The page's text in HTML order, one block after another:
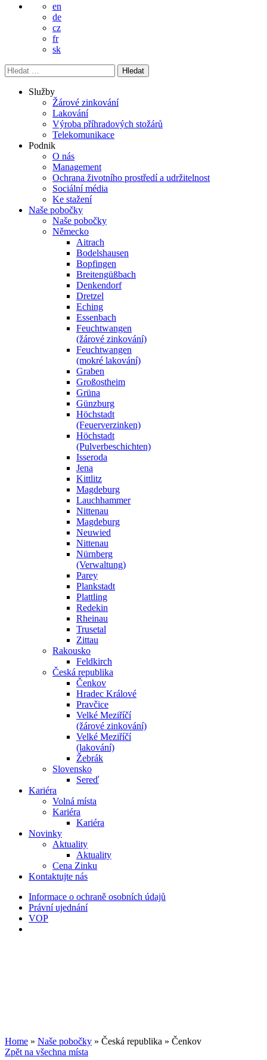
en
de
cz
fr
sk
Vyhledávání
Služby
Žárové zinkování
Lakování
Výroba příhradových stožárů
Telekomunikace
Podnik
O nás
Management
Ochrana životního prostředí a udržitelnost
Sociální média
Ke stažení
Naše pobočky
Naše pobočky
Německo
Aitrach
Bodelshausen
Bopfingen
Breitengüßbach
Denkendorf
Dretzel
Eching
Essenbach
Feuchtwangen
(žárové zinkování)
Feuchtwangen
(mokré lakování)
Graben
Großostheim
Grüna
Günzburg
Höchstadt
(Feuerverzinken)
Höchstadt
(Pulverbeschichten)
Isseroda
Jena
Kittlitz
Magdeburg
Lauchhammer
Nittenau
Magdeburg
Neuwied
Nittenau
Nürnberg
(Verwaltung)
Parey
Plankstadt
Plattling
Redekin
Rheinau
Trusetal
Zittau
Rakousko
Feldkirch
Česká republika
Čenkov
Hradec Králové
Pravčice
Velké Meziříčí
(žárové zinkování)
Velké Meziříčí
(lakování)
Žebrák
Slovensko
Sereď
Kariéra
Volná místa
Kariéra
Kariéra
Novinky
Aktuality
Aktuality
Cena Zinku
Kontaktujte nás
Informace o ochraně osobních údajů
Právní ujednání
VOP
Home » Naše pobočky » Česká republika » Čenkov
Zpět na všechna místa